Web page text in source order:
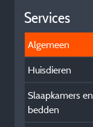
Services
Algemeen
Huisdieren
Slaapkamers en
bedden